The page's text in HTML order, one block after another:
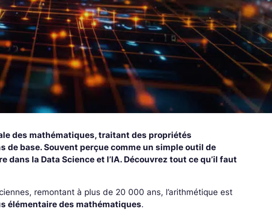
des mathématiques, traitant des propriétés
de base. Souvent perçue comme un simple outil de
dans la Data Science et l’IA. Découvrez tout ce qu’il faut
remontant à plus de 20 000 ans, l’arithmétique est
élémentaire des mathématiques.